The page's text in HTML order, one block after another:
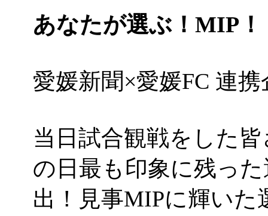
あなたが選ぶ！MIP！
愛媛新聞×愛媛FC 連携
当日試合観戦をした
の日最も印象に残っ
出！見事MIPに輝いた